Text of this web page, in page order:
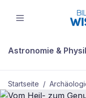
Astronomie &
Startseite /